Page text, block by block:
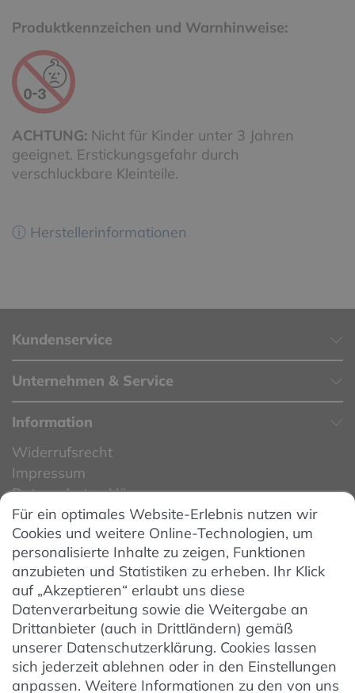
Produktkennzeichen und Warnhinweise:
ACHTUNG: Nicht für Kinder unter 3 Jahren
geeignet. Erstickungsgefahr durch
verschluckbare Kleinteile.
ⓘ Herstellerinformationen
Kundenservice
Unternehmen & Service
Information
Widerrufsrecht
Impressum
Datenschutzerklärung
Datenschutzeinstellungen
AGB
Barrierefreiheit
Hinweise zur Batterieentsorgung
Entsorgung von Elektro-Altgeräten
Vertrag widerrufen
Für ein optimales Website-Erlebnis nutzen wir
Cookies und weitere Online-Technologien, um
personalisierte Inhalte zu zeigen, Funktionen
anzubieten und Statistiken zu erheben. Ihr Klick
auf „Akzeptieren“ erlaubt uns diese
Datenverarbeitung sowie die Weitergabe an
Drittanbieter (auch in Drittländern) gemäß
unserer Datenschutzerklärung. Cookies lassen
sich jederzeit ablehnen oder in den Einstellungen
anpassen. Weitere Informationen zu den von uns